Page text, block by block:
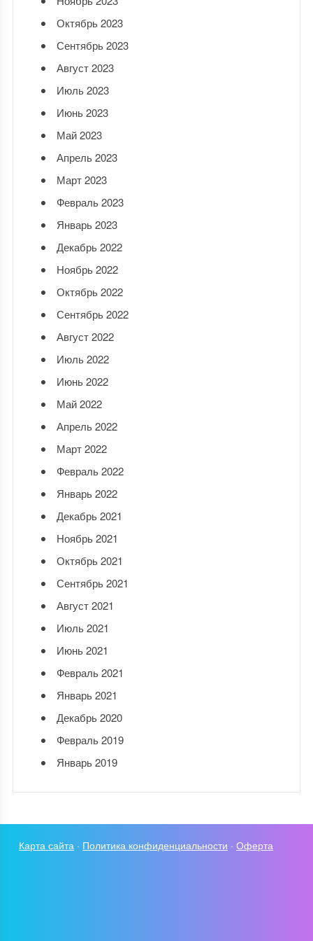
Октябрь 2023
Сентябрь 2023
Август 2023
Июль 2023
Июнь 2023
Май 2023
Апрель 2023
Март 2023
Февраль 2023
Январь 2023
Декабрь 2022
Ноябрь 2022
Октябрь 2022
Сентябрь 2022
Август 2022
Июль 2022
Июнь 2022
Май 2022
Апрель 2022
Март 2022
Февраль 2022
Январь 2022
Декабрь 2021
Ноябрь 2021
Октябрь 2021
Сентябрь 2021
Август 2021
Июль 2021
Июнь 2021
Февраль 2021
Январь 2021
Декабрь 2020
Февраль 2019
Январь 2019
Карта сайта · Политика конфиденциальности ·Оферта